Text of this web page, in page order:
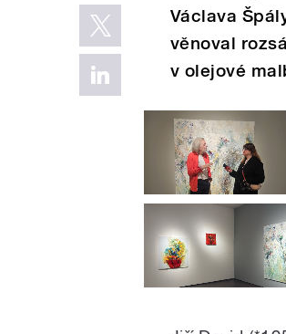
Václava
věnoval
v olejové